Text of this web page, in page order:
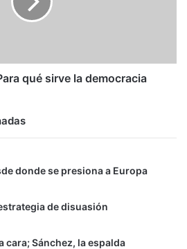
qué sirve la democracia
donde se presiona a Europa
de disuasión
cara; Sánchez, la espalda